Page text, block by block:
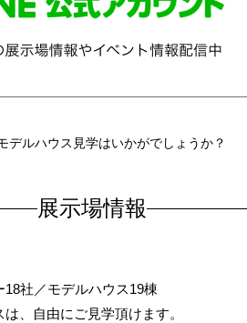
デルハウス見学はいかがでしょうか？
展示場情報
18社／モデルハウス19棟
、自由にご見学頂けます。